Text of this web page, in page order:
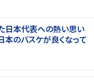
日本代表への熱い思い
本のバスケが良くなって